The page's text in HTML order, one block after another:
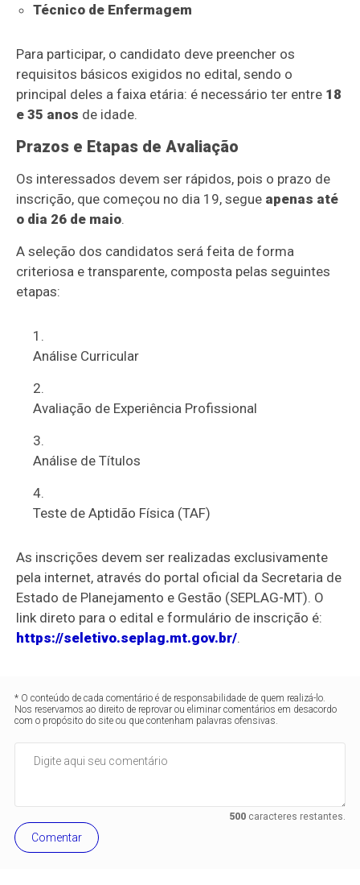
Técnico de Enfermagem
Para participar, o candidato deve preencher os
requisitos básicos exigidos no edital, sendo o
principal deles a faixa etária: é necessário ter entre 18
e 35 anos de idade.
Prazos e Etapas de Avaliação
Os interessados devem ser rápidos, pois o prazo de
inscrição, que começou no dia 19, segue apenas até
o dia 26 de maio.
A seleção dos candidatos será feita de forma
criteriosa e transparente, composta pelas seguintes
etapas:
Análise Curricular
Avaliação de Experiência Profissional
Análise de Títulos
Teste de Aptidão Física (TAF)
As inscrições devem ser realizadas exclusivamente
pela internet, através do portal oficial da Secretaria de
Estado de Planejamento e Gestão (SEPLAG-MT). O
link direto para o edital e formulário de inscrição é:
https://seletivo.seplag.mt.gov.br/.
* O conteúdo de cada comentário é de responsabilidade de quem realizá-lo.
Nos reservamos ao direito de reprovar ou eliminar comentários em desacordo
com o propósito do site ou que contenham palavras ofensivas.
500caracteres restantes.
Comentar